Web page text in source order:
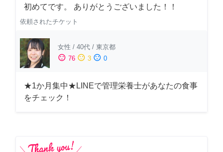
初めてです。 ありがとうございました！！
依頼されたチケット
女性 / 40代 / 東京都
sentiment_satisfied 76 sentiment_neutral 3 sentiment_dissatisfied 0
★1か月集中★LINEで管理栄養士があなたの食事
をチェック！